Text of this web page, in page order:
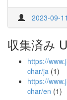
2023-09-
収集済み
https://
char/ja (1)
https://
char/en (1)